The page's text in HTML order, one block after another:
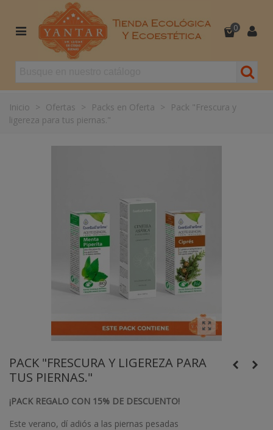
0
Inicio > Ofertas > Packs en Oferta >
Pack "Frescura y
ligereza para tus piernas."
PACK "FRESCURA Y LIGEREZA PARA
TUS PIERNAS."
¡PACK REGALO CON 15% DE DESCUENTO!
Este verano, dí adiós a las piernas pesadas